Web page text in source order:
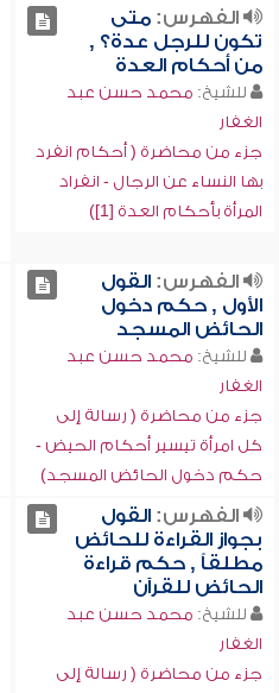
الفهرس:متى
تكون للرجل عدة؟ ,
من أحكام العدة
للشيخ: محمد حسن عبد
الغفار
جزء من محاضرة ( أحكام انفرد
بها النساء عن الرجال - انفراد
المرأة بأحكام العدة [1])
الفهرس:القول
الأول , حكم دخول
الحائض المسجد
للشيخ: محمد حسن عبد
الغفار
جزء من محاضرة ( رسالة إلى
كل امرأة تيسير أحكام الحيض -
حكم دخول الحائض المسجد)
الفهرس:القول
بجواز القراءة للحائض
مطلقاً , حكم قراءة
الحائض للقرآن
للشيخ: محمد حسن عبد
الغفار
جزء من محاضرة ( رسالة إلى